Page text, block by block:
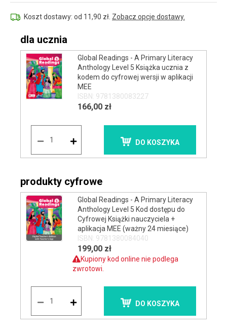
Koszt dostawy: od 11,90 zł. Zobacz opcje dostawy.
dla ucznia
Global Readings - A Primary Literacy
Anthology Level 5 Książka ucznia z
kodem do cyfrowej wersji w aplikacji
MEE
ISBN: 9781380083227
166,00 zł
DO KOSZYKA
produkty cyfrowe
Global Readings - A Primary Literacy
Anthology Level 5 Kod dostępu do
Cyfrowej Książki nauczyciela +
aplikacja MEE (ważny 24 miesiące)
ISBN: 9781380084040
199,00 zł
Kupiony kod online nie podlega
zwrotowi.
DO KOSZYKA